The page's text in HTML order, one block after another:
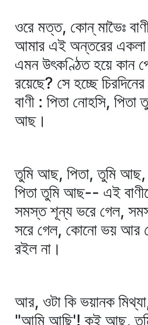
ওরে মত্ত, কোন্‌ মাভৈঃ
আমার এই অন্তরের একলা
এমন উৎকণ্ঠিত হয়ে কান
রয়েছে? সে হচ্ছে
বাণী : পিতা নোহসি, পিতা
আছ।
তুমি আছ, পিতা, তুমি আছ,
পিতা তুমি আছ-- এই
সমস্ত শূন্য ভরে গেল,
সরে গেল, কোনো ভয় আর
রইল না।
আর, ওটা কি ভয়ানক
"আমি আছি'! কই আছ,